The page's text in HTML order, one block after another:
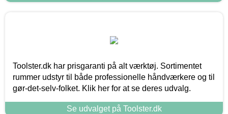
Toolster.dk har prisgaranti på alt værktøj. Sortimentet
rummer udstyr til både professionelle håndværkere og til
gør-det-selv-folket. Klik her for at se deres udvalg.
Se udvalget på Toolster.dk